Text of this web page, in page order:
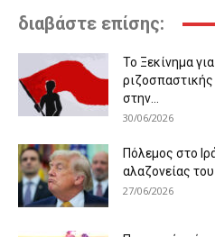
διαβάστε επίσης:
Το Ξεκίνημα
στην...
30/06/2026
Πόλεμος στο
αλαζονείας του
27/06/2026